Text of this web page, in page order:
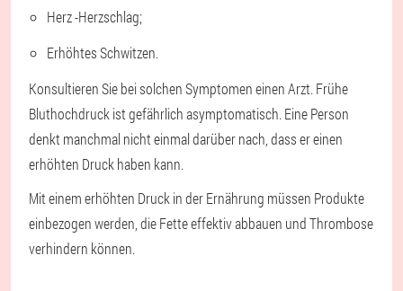
Herz -Herzschlag;
Erhöhtes Schwitzen.
Konsultieren Sie bei solchen Symptomen einen Arzt. Frühe
Bluthochdruck ist gefährlich asymptomatisch. Eine Person
denkt manchmal nicht einmal darüber nach, dass er einen
erhöhten Druck haben kann.
Mit einem erhöhten Druck in der Ernährung müssen Produkte
einbezogen werden, die Fette effektiv abbauen und Thrombose
verhindern können.